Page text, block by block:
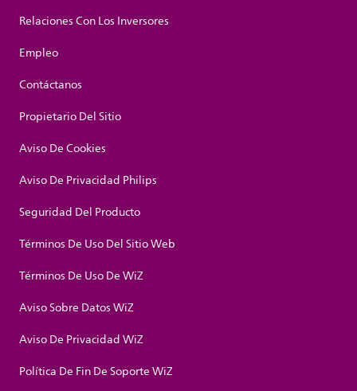
Relaciones Con Los Inversores
Empleo
Contáctanos
Propietario Del Sitio
Aviso De Cookies
Aviso De Privacidad Philips
Seguridad Del Producto
Términos De Uso Del Sitio Web
Términos De Uso De WiZ
Aviso Sobre Datos WiZ
Aviso De Privacidad WiZ
Política De Fin De Soporte WiZ